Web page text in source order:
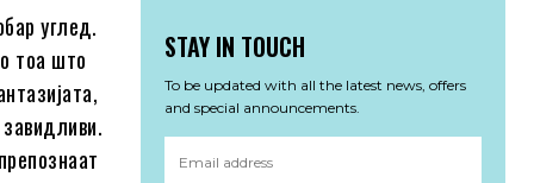
углед.
тоа што
STAY IN TOUCH
To be updated with all the latest news, offers
and special announcements.